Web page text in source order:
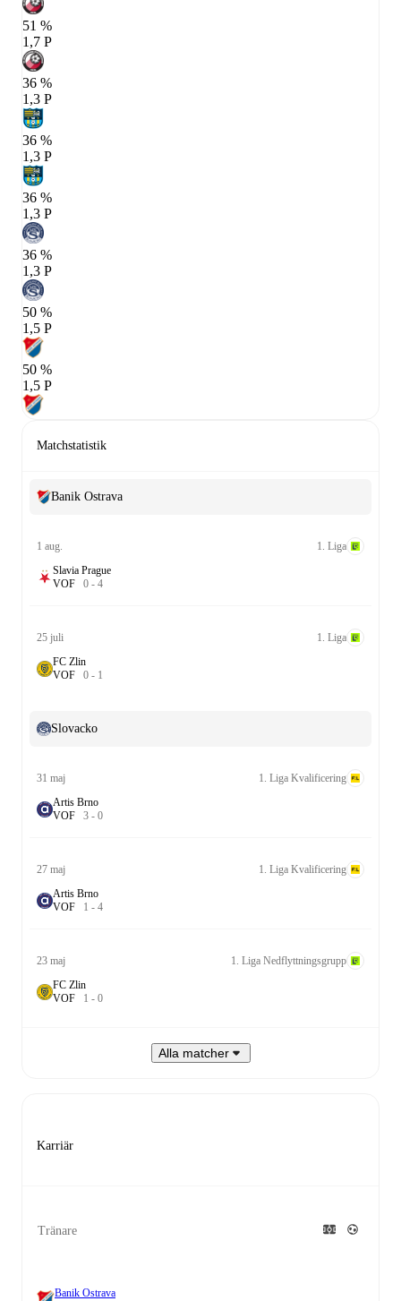
51 %
1,7 P
36 %
1,3 P
36 %
1,3 P
36 %
1,3 P
36 %
1,3 P
50 %
1,5 P
50 %
1,5 P
Matchstatistik
Banik Ostrava
1 aug.
1. Liga
Slavia Prague
VOF 0 - 4
25 juli
1. Liga
FC Zlin
VOF 0 - 1
Slovacko
31 maj
1. Liga Kvalificering
Artis Brno
VOF 3 - 0
27 maj
1. Liga Kvalificering
Artis Brno
VOF 1 - 4
23 maj
1. Liga Nedflyttningsgrupp
FC Zlin
VOF 1 - 0
Alla matcher
Karriär
Tränare
Banik Ostrava